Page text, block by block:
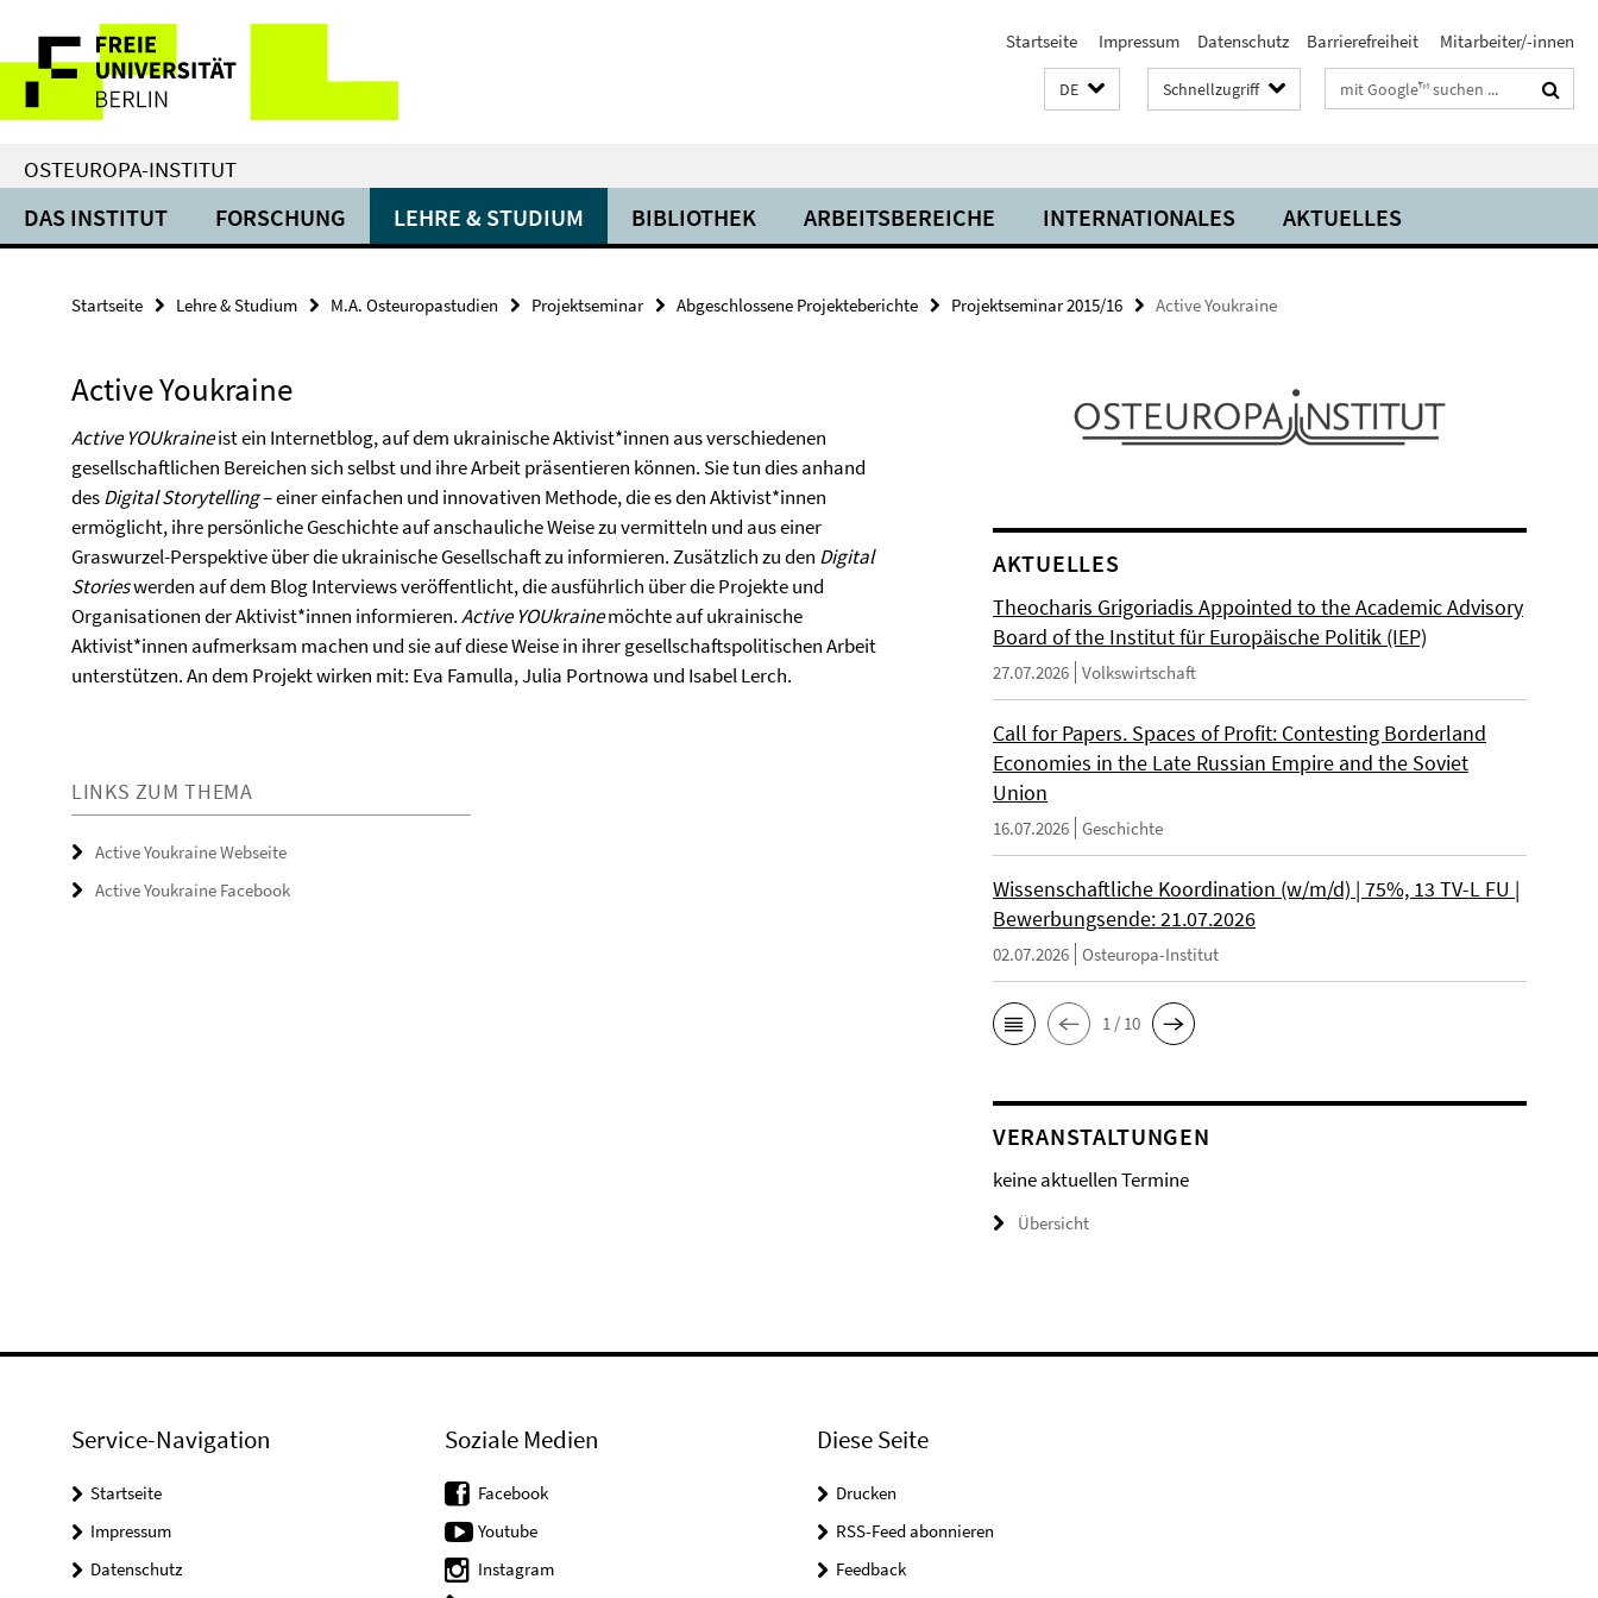
direkt
Inhalt
Service-
Navigation
Startseite Impressum Datenschutz Barrierefreiheit Mitarbeiter/-innen
DE Schnellzugriff Suchbegriffe
OSTEUROPA-INSTITUT
DAS INSTITUT FORSCHUNG LEHRE & STUDIUM BIBLIOTHEK ARBEITSBEREICHE INTERNATIONALES AKTUELLES
Startseite Lehre & Studium M.A. Osteuropastudien Projektseminar Abgeschlossene Projekteberichte Projektseminar 2015/16 Active Youkraine
Active Youkraine
Active YOUkraineist ein Internetblog, auf dem ukrainische Aktivist*innen aus verschiedenen
gesellschaftlichen Bereichen sich selbst und ihre Arbeit präsentieren können. Sie tun dies anhand
desDigital Storytelling– einer einfachen und innovativen Methode, die es den Aktivist*innen
ermöglicht, ihre persönliche Geschichte auf anschauliche Weise zu vermitteln und aus einer
Graswurzel-Perspektive über die ukrainische Gesellschaft zu informieren. Zusätzlich zu den Digital
Storieswerden auf dem Blog Interviews veröffentlicht, die ausführlich über die Projekte und
Organisationen der Aktivist*innen informieren.Active YOUkrainemöchte auf ukrainische
Aktivist*innen aufmerksam machen und sie auf diese Weise in ihrer gesellschaftspolitischen Arbeit
unterstützen. An dem Projekt wirken mit: Eva Famulla, Julia Portnowa und Isabel Lerch.
LINKS ZUM THEMA
Active Youkraine Webseite
Active Youkraine Facebook
AKTUELLES
Theocharis Grigoriadis Appointed to the Academic Advisory
Board of the Institut für Europäische Politik (IEP)
27.07.2026 Volkswirtschaft
Call for Papers. Spaces of Profit: Contesting Borderland
Economies in the Late Russian Empire and the Soviet
Union
16.07.2026 Geschichte
Wissenschaftliche Koordination (w/m/d) | 75%, 13 TV-L FU |
Bewerbungsende: 21.07.2026
02.07.2026 Osteuropa-Institut
1 / 10
VERANSTALTUNGEN
keine aktuellen Termine
Übersicht
Service-Navigation
Startseite
Impressum
Datenschutz
Soziale Medien
Facebook
Youtube
Instagram
Diese Seite
Drucken
RSS-Feed abonnieren
Feedback